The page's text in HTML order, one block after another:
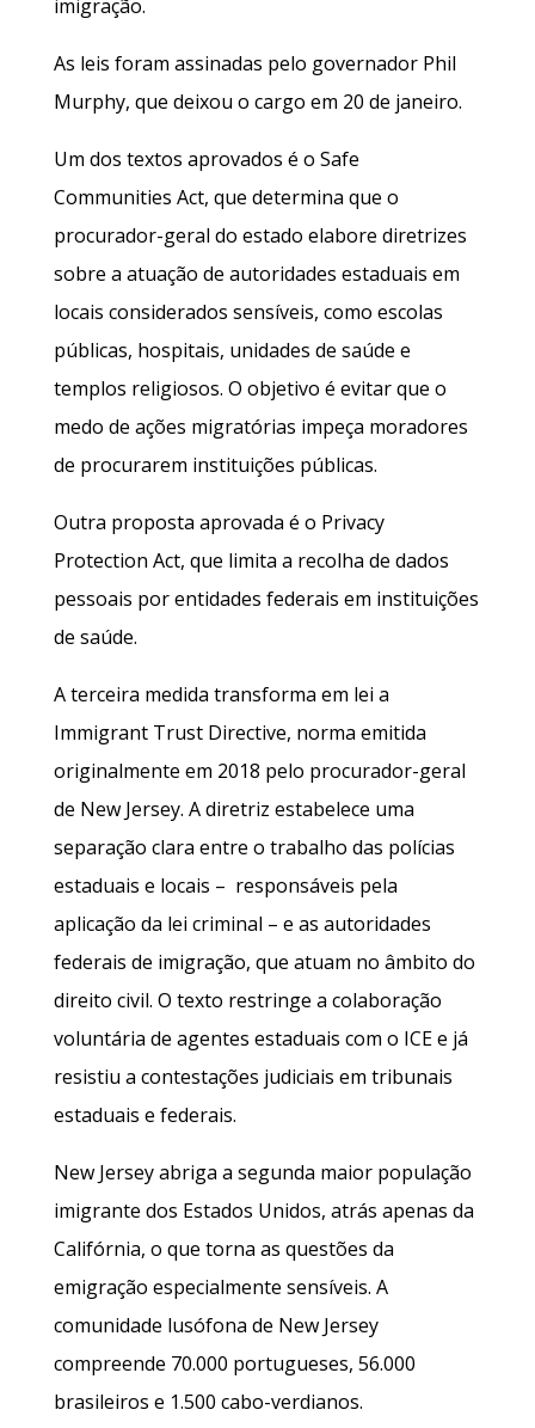
imigração.
As leis foram assinadas pelo governador Phil
Murphy, que deixou o cargo em 20 de janeiro.
Um dos textos aprovados é o Safe
Communities Act, que determina que o
procurador-geral do estado elabore diretrizes
sobre a atuação de autoridades estaduais em
locais considerados sensíveis, como escolas
públicas, hospitais, unidades de saúde e
templos religiosos. O objetivo é evitar que o
medo de ações migratórias impeça moradores
de procurarem instituições públicas.
Outra proposta aprovada é o Privacy
Protection Act, que limita a recolha de dados
pessoais por entidades federais em instituições
de saúde.
A terceira medida transforma em lei a
Immigrant Trust Directive, norma emitida
originalmente em 2018 pelo procurador-geral
de New Jersey. A diretriz estabelece uma
separação clara entre o trabalho das polícias
estaduais e locais – responsáveis pela
aplicação da lei criminal – e as autoridades
federais de imigração, que atuam no âmbito do
direito civil. O texto restringe a colaboração
voluntária de agentes estaduais com o ICE e já
resistiu a contestações judiciais em tribunais
estaduais e federais.
New Jersey abriga a segunda maior população
imigrante dos Estados Unidos, atrás apenas da
Califórnia, o que torna as questões da
emigração especialmente sensíveis. A
comunidade lusófona de New Jersey
compreende 70.000 portugueses, 56.000
brasileiros e 1.500 cabo-verdianos.